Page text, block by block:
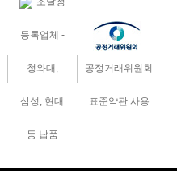
등록업체 -
청와대,
삼성, 현대
등 납품
공정거래위원회
표준약관 사용